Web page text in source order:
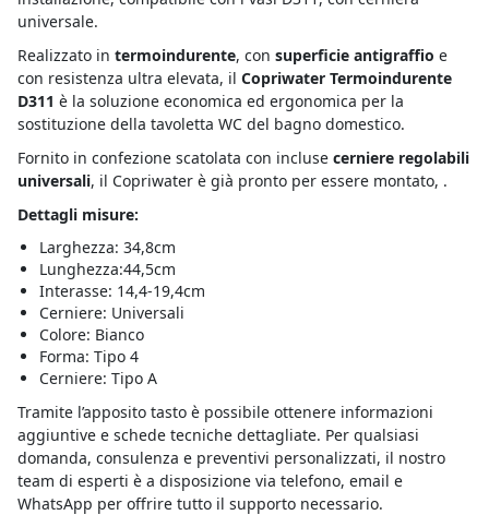
universale.
Realizzato in termoindurente, con superficie antigraffio e
con resistenza ultra elevata, il Copriwater Termoindurente
D311 è la soluzione economica ed ergonomica per la
sostituzione della tavoletta WC del bagno domestico.
Fornito in confezione scatolata con incluse cerniere regolabili
universali, il Copriwater è già pronto per essere montato, .
Dettagli misure:
Larghezza: 34,8cm
Lunghezza:44,5cm
Interasse: 14,4-19,4cm
Cerniere: Universali
Colore: Bianco
Forma: Tipo 4
Cerniere: Tipo A
Tramite l’apposito tasto è possibile ottenere informazioni
aggiuntive e schede tecniche dettagliate. Per qualsiasi
domanda, consulenza e preventivi personalizzati, il nostro
team di esperti è a disposizione via telefono, email e
WhatsApp per offrire tutto il supporto necessario.